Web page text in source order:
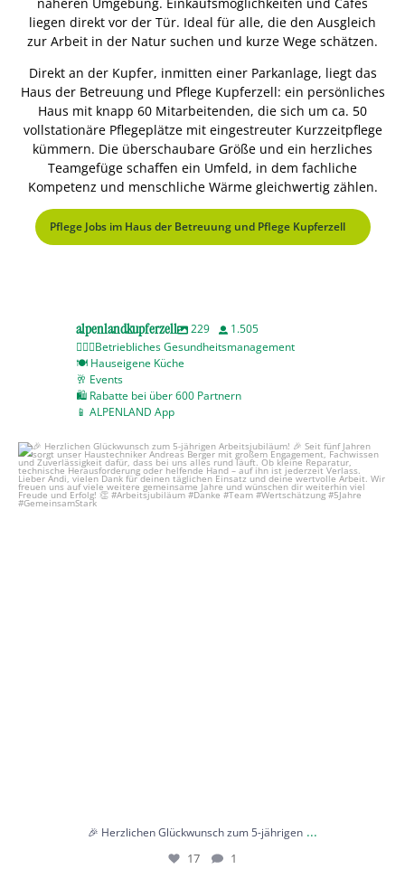
liegen direkt vor der Tür. Ideal für alle, die den Ausgleich
zur Arbeit in der Natur suchen und kurze Wege schätzen.
Direkt an der Kupfer, inmitten einer Parkanlage, liegt das
Haus der Betreuung und Pflege Kupferzell: ein persönliches
Haus mit knapp 60 Mitarbeitenden, die sich um ca. 50
vollstationäre Pflegeplätze mit eingestreuter Kurzzeitpflege
kümmern. Die überschaubare Größe und ein herzliches
Teamgefüge schaffen ein Umfeld, in dem fachliche
Kompetenz und menschliche Wärme gleichwertig zählen.
Pflege Jobs im Haus der Betreuung und Pflege Kupferzell
alpenlandkupferzell 229
1.505
🧘🏻‍♀️Betriebliches Gesundheitsmanagement
🍽️ Hauseigene Küche
🥂 Events
🛍️ Rabatte bei über 600 Partnern
📱 ALPENLAND App
🎉 Herzlichen Glückwunsch zum 5-jährigen...
17 1
🎉 Herzlichen Glückwunsch zum 5-jährigen ...
17 1